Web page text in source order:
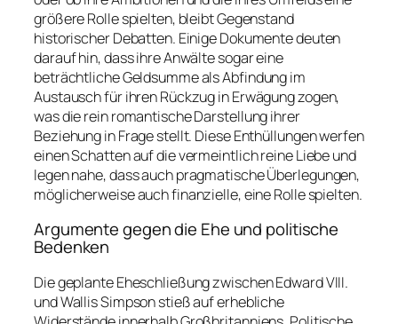
größere Rolle spielten, bleibt Gegenstand
historischer Debatten. Einige Dokumente deuten
darauf hin, dass ihre Anwälte sogar eine
beträchtliche Geldsumme als Abfindung im
Austausch für ihren Rückzug in Erwägung zogen,
was die rein romantische Darstellung ihrer
Beziehung in Frage stellt. Diese Enthüllungen werfen
einen Schatten auf die vermeintlich reine Liebe und
legen nahe, dass auch pragmatische Überlegungen,
möglicherweise auch finanzielle, eine Rolle spielten.
Argumente gegen die Ehe und politische
Bedenken
Die geplante Eheschließung zwischen Edward VIII.
und Wallis Simpson stieß auf erhebliche